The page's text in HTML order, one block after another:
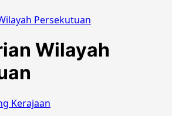
Persekutuan
Wilayah
Kerajaan